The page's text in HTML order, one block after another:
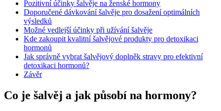
Pozitivní účinky šalvěje na ženské hormony
Doporučené dávkování šalvěje pro dosažení optimálních
výsledků
Možné vedlejší účinky při užívání šalvěje
Kde zakoupit kvalitní šalvějové produkty pro detoxikaci
hormonů
Jak správně vybrat šalvějový doplněk stravy pro efektivní
detoxikaci hormonů?
Závěr
Co je šalvěj a jak působí na hormony?